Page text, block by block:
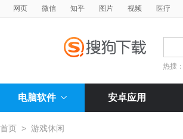
网页 微信 知乎 图片 视频 医疗
热搜：
电脑软件 安卓应用
首页 > 游戏休闲